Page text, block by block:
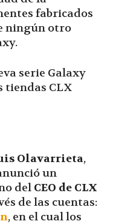
fabricados
ningún otro
serie Galaxy
tiendas CLX
Olavarrieta,
un
del CEO de CLX
de las cuentas:
, en el cual los